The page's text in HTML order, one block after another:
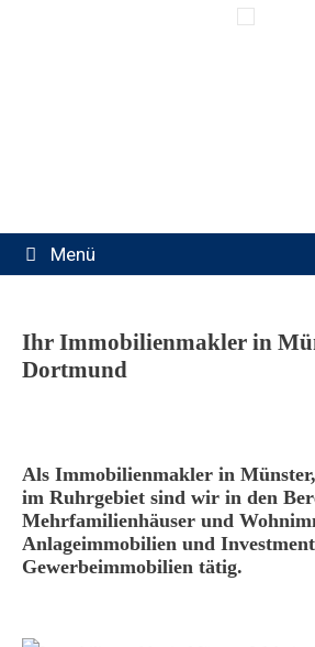
Menü
Ihr Immobilienmakler in
Dortmund
Als Immobilienmakler in
im Ruhrgebiet sind wir in den
Mehrfamilienhäuser und
Anlageimmobilien und
Gewerbeimmobilien tätig.